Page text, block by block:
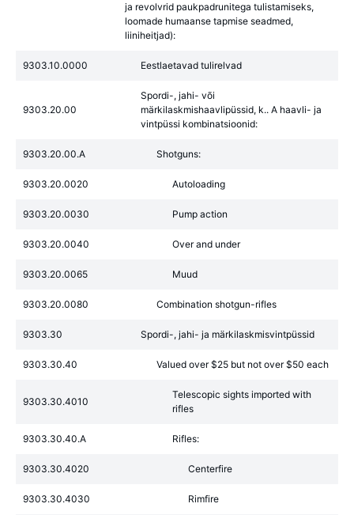
ja revolvrid paukpadrunitega tulistamiseks,
loomade humaanse tapmise seadmed,
liiniheitjad):
9303.10.0000 Eestlaetavad tulirelvad
9303.20.00
Spordi-, jahi- või
märkilaskmishaavlipüssid, k.. A haavli- ja
vintpüssi kombinatsioonid:
9303.20.00.A Shotguns:
9303.20.0020 Autoloading
9303.20.0030 Pump action
9303.20.0040 Over and under
9303.20.0065 Muud
9303.20.0080 Combination shotgun-rifles
9303.30 Spordi-, jahi- ja märkilaskmisvintpüssid
9303.30.40 Valued over $25 but not over $50 each
9303.30.4010
Telescopic sights imported with
rifles
9303.30.40.A Rifles:
9303.30.4020 Centerfire
9303.30.4030 Rimfire